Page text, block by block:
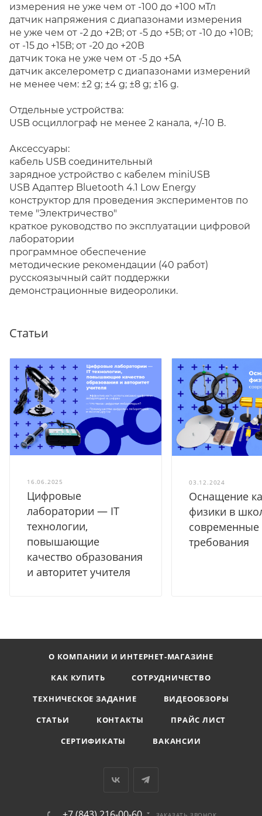
измерения не уже чем от -100 до +100 мТл
датчик напряжения с диапазонами измерения
не уже чем от -2 до +2В; от -5 до +5В; от -10 до +10В;
от -15 до +15В; от -20 до +20В
датчик тока не уже чем от -5 до +5А
датчик акселерометр с диапазонами измерений
не менее чем: ±2 g; ±4 g; ±8 g; ±16 g.
Отдельные устройства:
USB осциллограф не менее 2 канала, +/-10 В.
Аксессуары:
кабель USB соединительный
зарядное устройство с кабелем miniUSB
USB Адаптер Bluetooth 4.1 Low Energy
конструктор для проведения экспериментов по
теме "Электричество"
краткое руководство по эксплуатации цифровой
лаборатории
программное обеспечение
методические рекомендации (40 работ)
русскоязычный сайт поддержки
демонстрационные видеоролики.
Статьи
16.06.2025
Цифровые
лаборатории — IT
технологии,
повышающие
качество образования
и авторитет учителя
03.12.2024
Оснащение
физики в
современные
требования
О КОМПАНИИ И ИНТЕРНЕТ-МАГАЗИНЕ
КАК КУПИТЬ
СОТРУДНИЧЕСТВО
ТЕХНИЧЕСКОЕ ЗАДАНИЕ
ВИДЕООБЗОРЫ
СТАТЬИ
КОНТАКТЫ
ПРАЙС ЛИСТ
СЕРТИФИКАТЫ
ВАКАНСИИ